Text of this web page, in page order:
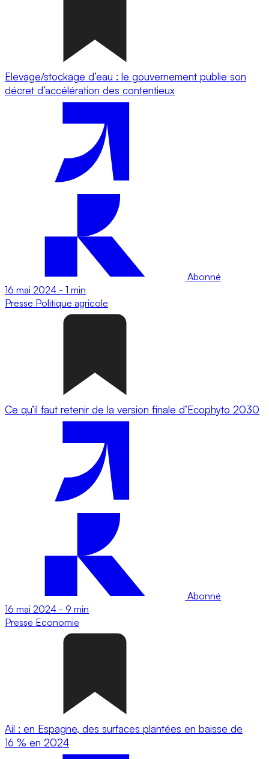
Elevage/stockage d’eau : le gouvernement publie son
décret d’accélération des contentieux
Abonné
16 mai 2024 - 1 min
Presse Politique agricole
Ce qu’il faut retenir de la version finale d’Ecophyto 2030
Abonné
16 mai 2024 - 9 min
Presse Economie
Ail : en Espagne, des surfaces plantées en baisse de
16 % en 2024